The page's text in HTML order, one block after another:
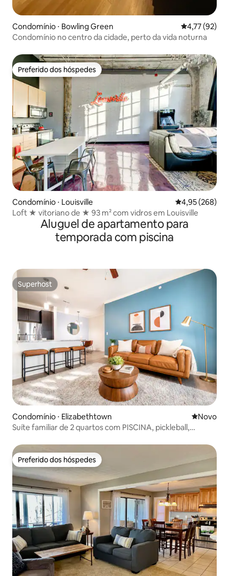
Condomínio ⋅ Bowling Green 4,77 de uma
4,77 (92)
Condomínio no centro da cidade, perto da vida noturna
Preferido dos hóspedes
Preferido dos hóspedes
Condomínio ⋅ Louisville 4,95 de uma
4,95 (268)
Loft ★ vitoriano de ★ 93 m² com vidros em Louisville
Aluguel de apartamento para
temporada com piscina
Superhost
Superhost
Condomínio ⋅ Elizabethtown Novo
Novo
Suíte familiar de 2 quartos com PISCINA, pickleball,
Preferido dos hóspedes
Preferido dos hóspedes